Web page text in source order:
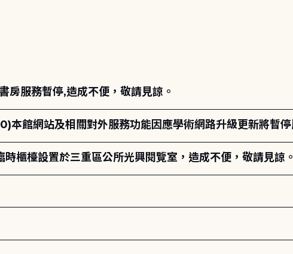
服務暫停,造成不便，敬請見諒。
本館網站及相關對外服務功能因應學術網路升級更新將暫停
櫃檯設置於三重區公所光興閱覽室，造成不便，敬請見諒。